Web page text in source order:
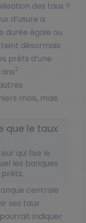
des taux ?
d’usure a
durée égale ou
désormais
prêts d’une
7.
mois, mais
que le taux
qui fixe le
les banques
centrale
ses taux
indiquer